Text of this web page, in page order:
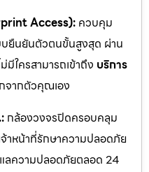
Access): ควบคุม
บยืนยันตัวตนขั้นสูงสุด ผ่าน
ใครสามารถเข้าถึง บริการ
ากตัวคุณเอง
กล้องวงจรปิดครอบคลุม
าหน้าที่รักษาความปลอดภัย
ลความปลอดภัยตลอด 24